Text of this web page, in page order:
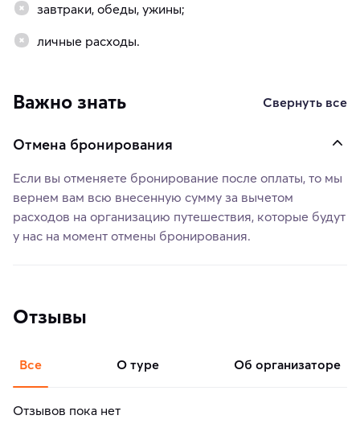
завтраки, обеды, ужины;
личные расходы.
Важно знать Свернуть все
Отмена бронирования
Если вы отменяете бронирование после оплаты, то мы
вернем вам всю внесенную сумму за вычетом
расходов на организацию путешествия, которые будут
у нас на момент отмены бронирования.
Отзывы
Все о туре об организаторе
Отзывов пока нет